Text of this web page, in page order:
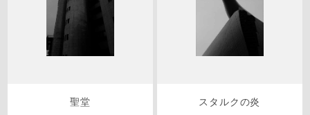
聖堂 スタルクの炎